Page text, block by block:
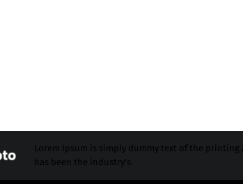
Lorem Ipsum is simply dummy text of the
has been the industry's.